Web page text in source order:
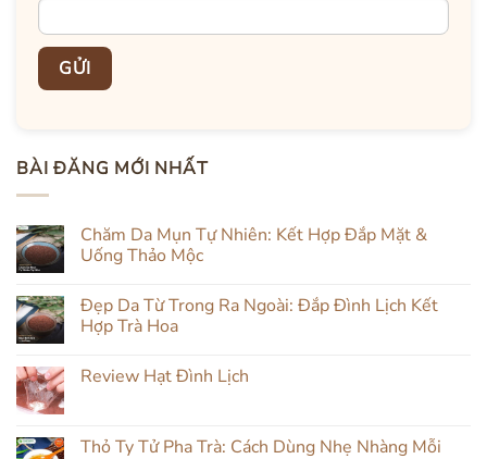
BÀI ĐĂNG MỚI NHẤT
Chăm Da Mụn Tự Nhiên: Kết Hợp Đắp Mặt &
Uống Thảo Mộc
bình
luận
ở
Mụn
Đắp
Đẹp Da Từ Trong Ra Ngoài: Đắp Đình Lịch Kết
Hợp Trà Hoa
bình
Review Hạt Đình Lịch
luận
Thỏ Ty Tử Pha Trà: Cách Dùng Nhẹ Nhàng Mỗi